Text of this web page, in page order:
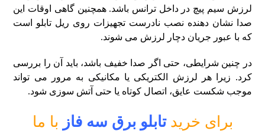
لرزش سیم‌ پیچ در داخل ترانس باشد. همچنین گاهی اوقات این
صدا نشان‌ دهنده نصب نادرست تجهیزات روی ریل تابلو است
که با عبور جریان دچار لرزش می‌ شوند.
در چنین شرایطی، حتی اگر صدا خفیف باشد، باید آن را بررسی
کرد. زیرا هر لرزش الکتریکی یا مکانیکی به‌ مرور می‌ تواند
موجب شکست عایق، اتصال کوتاه یا حتی آتش‌ سوزی شود.
برای خریدتابلو برق سه فاز با ما